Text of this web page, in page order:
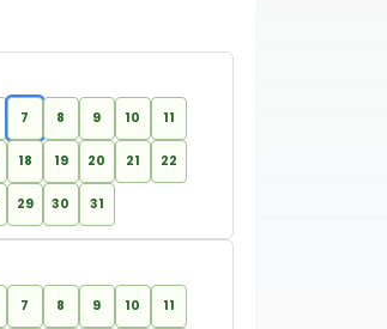
7 8 9 10 11
18 19 20 21 22
29 30 31
7 8 9 10 11